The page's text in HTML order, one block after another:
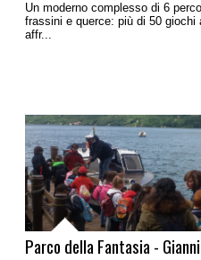
Un moderno complesso di 6
frassini e querce: più di 50 giochi
affr...
Parco della Fantasia -